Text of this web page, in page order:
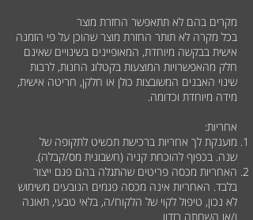
מקרים בהם לא תתאפשר החזרת מוצר
בכל מקרה לא תותר החזרת מוצר שהוכן על פי הזמנה
אישית בבקשה מיוחדת, המאופיינים בשינויים שאינם
חלק מהאפשרויות המוצעות בקטלוג החנות, לרבות
שינוי האבנים המשובצות כולן או חלקן, חריטה אישית,
מידה מיוחדת וכדומה.
אחריות:
מוענקת לך אחריות ברכישת תכשיט לתקופה של
שנה. בכפוף להוכחת קניה (חשבונית מס/קבלה).
האחריות מכסה פריטים שהתגלה בהם פגם ייצור
בלבד. האחריות אינה מכסה פגמים הנובעים משימוש
לא נכון, טיפול לקוי של הלקוח/ה, בלאי טבעי, תאונה
ו/או השחתה בזדון.